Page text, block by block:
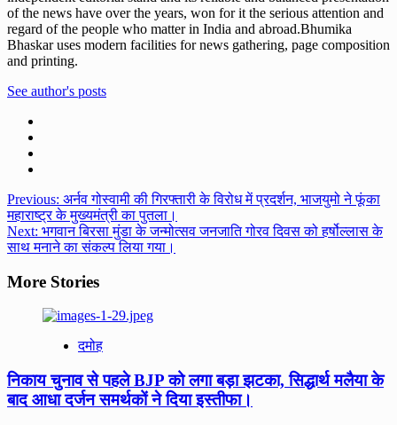
of the news have over the years, won for it the serious attention and
regard of the people who matter in India and abroad.Bhumika
Bhaskar uses modern facilities for news gathering, page composition
and printing.
See author's posts
Post
navigation
Previous: अर्नव गोस्वामी की गिरफ्तारी के विरोध में प्रदर्शन, भाजयुमो ने फूंका
महाराष्ट्र के मुख्यमंत्री का पुतला।
Next: भगवान बिरसा मुंडा के जन्मोत्सव जनजाति गोरव दिवस को हर्षोल्लास के
साथ मनाने का संकल्प लिया गया।
More Stories
दमोह
निकाय चुनाव से पहले BJP को लगा बड़ा झटका, सिद्धार्थ मलैया के
बाद आधा दर्जन समर्थकों ने दिया इस्तीफा।